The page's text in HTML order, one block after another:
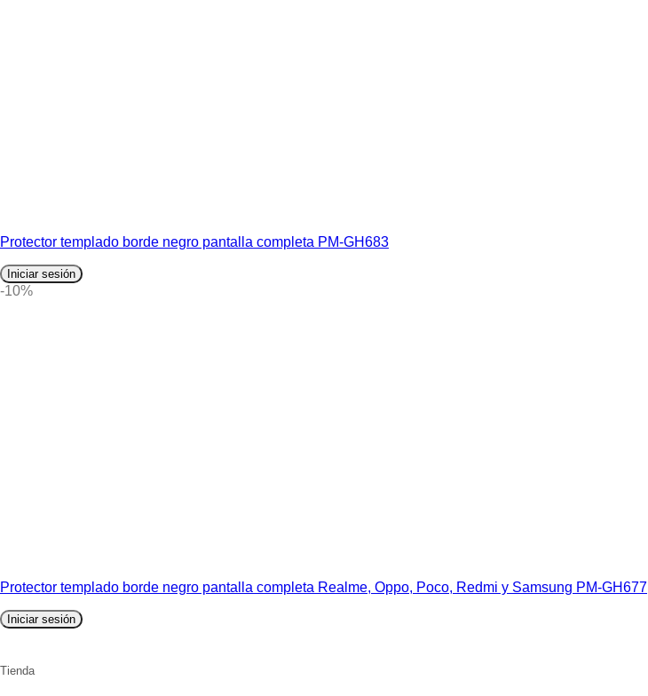
Protector templado borde negro pantalla completa PM-GH683
Iniciar sesión
-10%
Protector templado borde negro pantalla completa Realme, Oppo, Poco, Redmi y Samsung PM-GH677
Iniciar sesión
Tienda